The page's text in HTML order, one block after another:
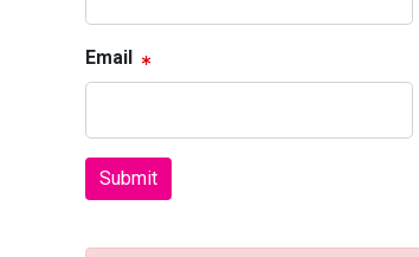
Email
Submit